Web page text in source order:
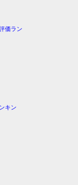
価ラン
キン